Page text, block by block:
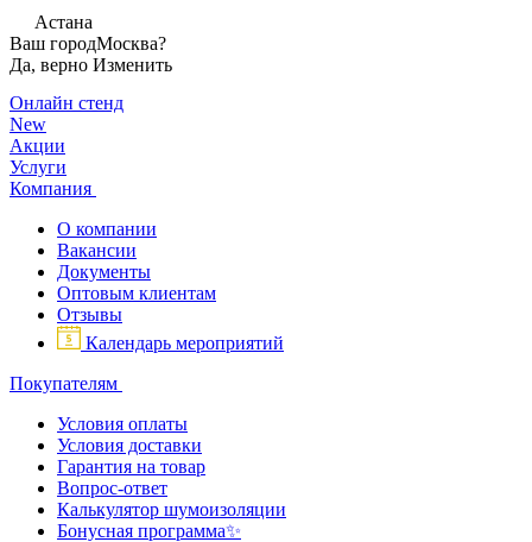
Астана
Ваш городМосква?
Да, верно Изменить
Онлайн стенд
New
Акции
Услуги
Компания
О компании
Вакансии
Документы
Оптовым клиентам
Отзывы
Календарь мероприятий
Покупателям
Условия оплаты
Условия доставки
Гарантия на товар
Вопрос-ответ
Калькулятор шумоизоляции
Бонусная программа✨